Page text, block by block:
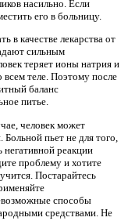
насильно. Если
его в больницу.
в качестве лекарства от
сильным
теряет ионы натрия и
всем теле. Поэтому после
баланс
питье.
человек может
Больной пьет не для того,
реакции
проблему и хотите
Постарайтесь
способы
средствами. Не